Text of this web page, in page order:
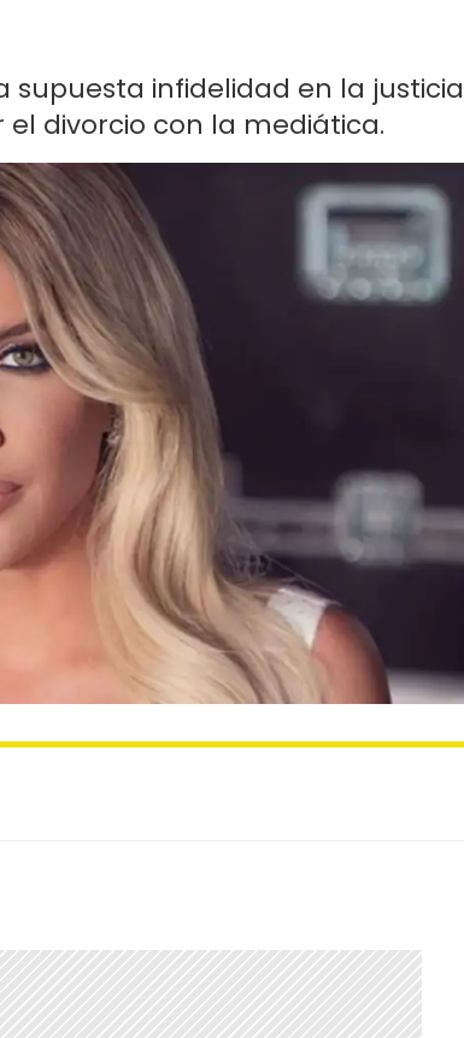
infidelidad en la justicia
divorcio con la mediática.